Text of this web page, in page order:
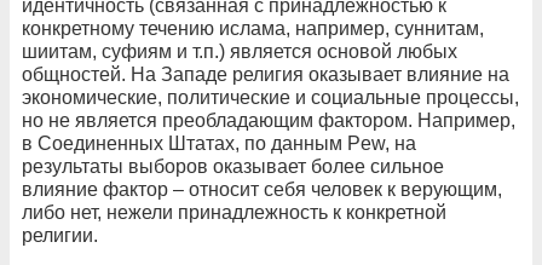
идентичность (связанная с принадлежностью к
конкретному течению ислама, например, суннитам,
шиитам, суфиям и т.п.) является основой любых
общностей. На Западе религия оказывает влияние на
экономические, политические и социальные процессы,
но не является преобладающим фактором. Например,
в Соединенных Штатах, по данным Pew, на
результаты выборов оказывает более сильное
влияние фактор – относит себя человек к верующим,
либо нет, нежели принадлежность к конкретной
религии.